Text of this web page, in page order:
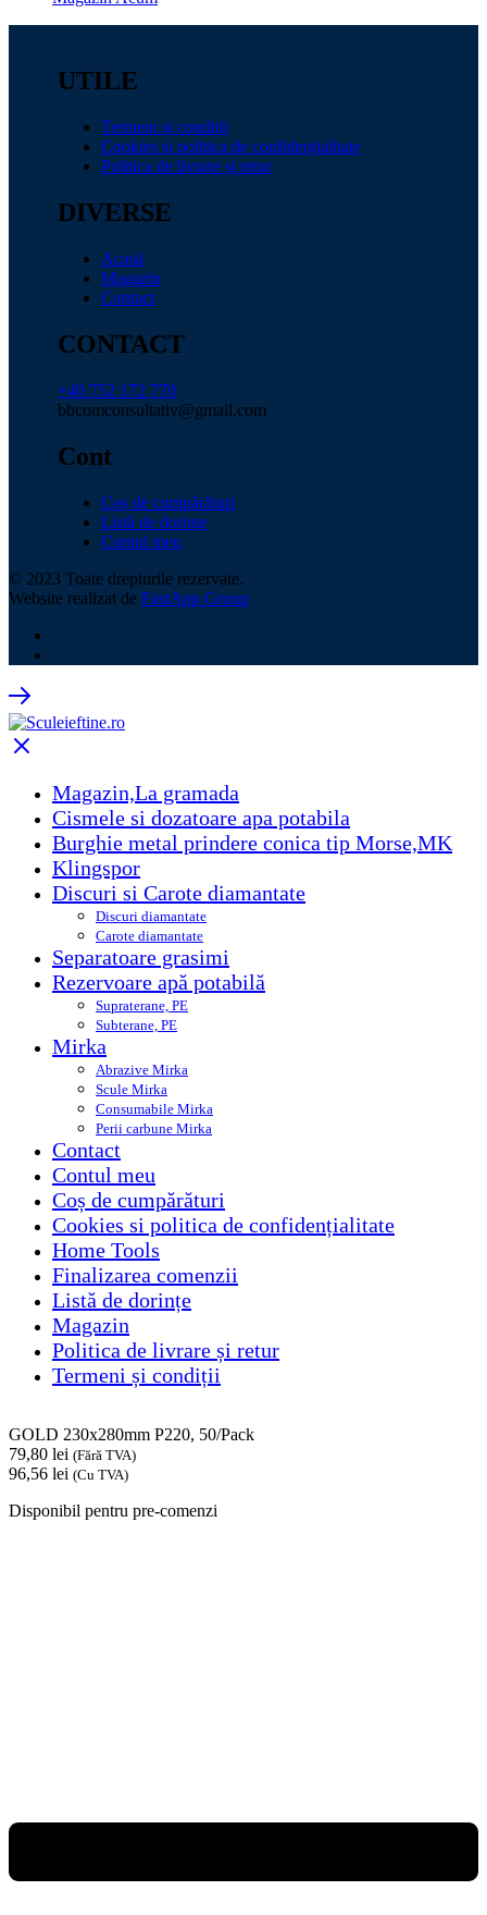
UTILE
Termeni și condiții
Cookies si politica de confidențialitate
Politica de livrare și retur
DIVERSE
Acasă
Magazin
Contact
CONTACT
+40 752 172 770
bbcomconsultativ@gmail.com
Cont
Coș de cumpărături
Listă de dorințe
Contul meu
© 2023 Toate drepturile rezervate.
Website realizat de FastApp Group
Magazin,La gramada
Cismele si dozatoare apa potabila
Burghie metal prindere conica tip Morse,MK
Klingspor
Discuri si Carote diamantate
Discuri diamantate
Carote diamantate
Separatoare grasimi
Rezervoare apă potabilă
Supraterane, PE
Subterane, PE
Mirka
Abrazive Mirka
Scule Mirka
Consumabile Mirka
Perii carbune Mirka
Contact
Contul meu
Coș de cumpărături
Cookies si politica de confidențialitate
Home Tools
Finalizarea comenzii
Listă de dorințe
Magazin
Politica de livrare și retur
Termeni și condiții
GOLD 230x280mm P220, 50/Pack
79,80 lei (Fără TVA)
96,56 lei (Cu TVA)
Disponibil pentru pre-comenzi